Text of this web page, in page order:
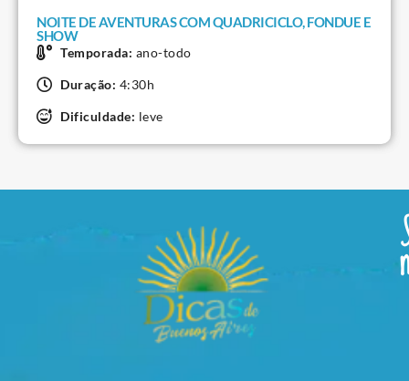
NOITE DE AVENTURAS COM QUADRICICLO, FONDUE E
SHOW
Temporada: ano-todo
Duração: 4:30h
Dificuldade: leve